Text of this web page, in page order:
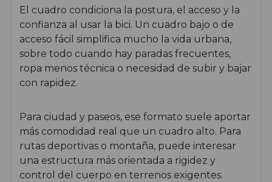
El cuadro condiciona la postura, el acceso y la
confianza al usar la bici. Un cuadro bajo o de
acceso fácil simplifica mucho la vida urbana,
sobre todo cuando hay paradas frecuentes,
ropa menos técnica o necesidad de subir y bajar
con rapidez.
Para ciudad y paseos, ese formato suele aportar
más comodidad real que un cuadro alto. Para
rutas deportivas o montaña, puede interesar
una estructura más orientada a rigidez y
control del cuerpo en terrenos exigentes.